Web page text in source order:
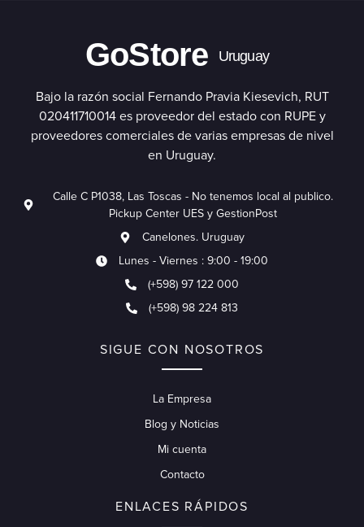
GoStore Uruguay
Bajo la razón social Fernando Pravia Kiesevich, RUT
020411710014 es proveedor del estado con RUPE y
proveedores comerciales de varias empresas de nivel
en Uruguay.
Calle C P1038, Las Toscas - No tenemos local al publico.
Pickup Center UES y GestionPost
Canelones. Uruguay
Lunes - Viernes : 9:00 - 19:00
(+598) 97 122 000
(+598) 98 224 813
SIGUE CON NOSOTROS
La Empresa
Blog y Noticias
Mi cuenta
Contacto
ENLACES RÁPIDOS